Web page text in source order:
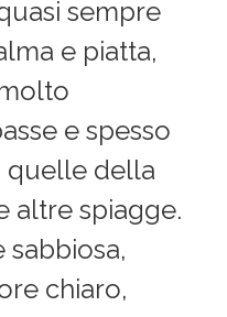
sempre
e piatta,
e spesso
quelle della
altre spiagge.
sabbiosa,
chiaro,